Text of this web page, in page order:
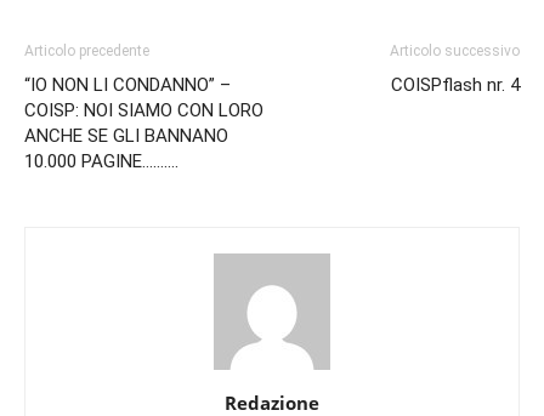
Articolo precedente
“IO NON LI CONDANNO” –
COISP: NOI SIAMO CON LORO
ANCHE SE GLI BANNANO
10.000 PAGINE……….
Articolo successivo
COISPflash nr. 4
Redazione